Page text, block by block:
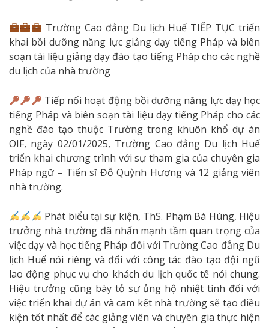
Trường Cao đẳng Du lịch Huế TIẾP TỤC triển
khai bồi dưỡng năng lực giảng dạy tiếng Pháp và biên
soạn tài liệu giảng dạy đào tạo tiếng Pháp cho các nghề
du lịch của nhà trường
Tiếp nối hoạt động bồi dưỡng năng lực dạy học
tiếng Pháp và biên soạn tài liệu dạy tiếng Pháp cho các
nghề đào tạo thuộc Trường trong khuôn khổ dự án
OIF, ngày 02/01/2025, Trường Cao đẳng Du lịch Huế
triển khai chương trình với sự tham gia của chuyên gia
Pháp ngữ – Tiến sĩ Đỗ Quỳnh Hương và 12 giảng viên
nhà trường.
Phát biểu tại sự kiện, ThS. Phạm Bá Hùng, Hiệu
trưởng nhà trường đã nhấn mạnh tầm quan trọng của
việc dạy và học tiếng Pháp đối với Trường Cao đẳng Du
lịch Huế nói riêng và đối với công tác đào tạo đội ngũ
lao động phục vụ cho khách du lịch quốc tế nói chung.
Hiệu trưởng cũng bày tỏ sự ủng hộ nhiệt tình đối với
việc triển khai dự án và cam kết nhà trường sẽ tạo điều
kiện tốt nhất để các giảng viên và chuyên gia thực hiện